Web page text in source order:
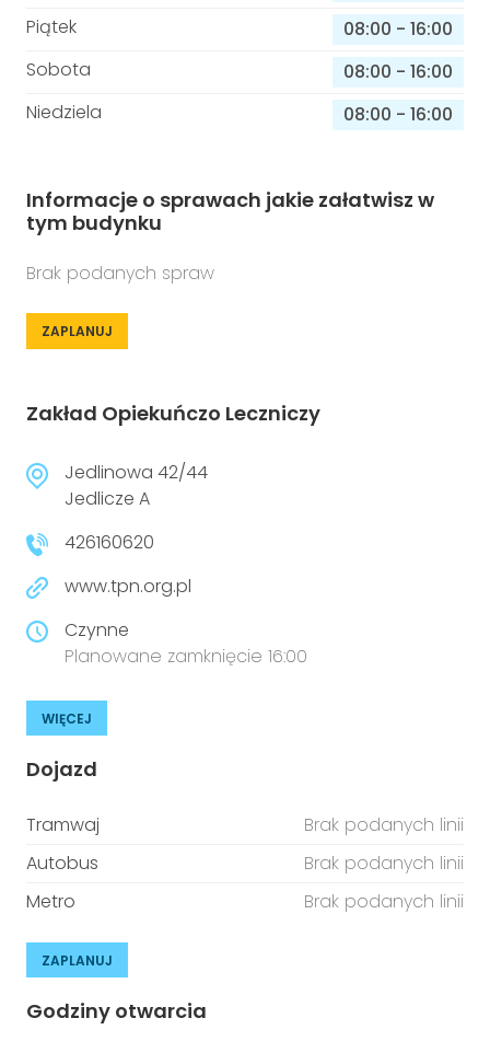
Piątek
08:00 - 16:00
Sobota
08:00 - 16:00
Niedziela
08:00 - 16:00
Informacje o sprawach jakie załatwisz w
tym budynku
Brak podanych spraw
ZAPLANUJ
Zakład Opiekuńczo Leczniczy
Jedlinowa 42/44
Jedlicze A
426160620
www.tpn.org.pl
Czynne
Planowane zamknięcie 16:00
WIĘCEJ
Dojazd
Tramwaj
Brak podanych linii
Autobus
Brak podanych linii
Metro
Brak podanych linii
ZAPLANUJ
Godziny otwarcia